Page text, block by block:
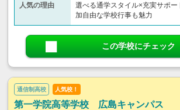
人気の理由
選べる通学スタイル×充実サポー
加自由な学校行事も魅力
この学校にチェック
通信制高校 人気校！
第一学院高等学校 広島キャンパス